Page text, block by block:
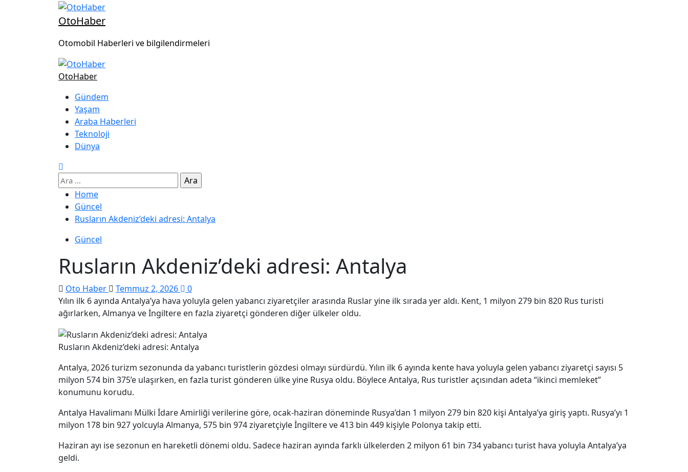
OtoHaber
Otomobil Haberleri ve bilgilendirmeleri
OtoHaber
Gündem
Yaşam
Araba Haberleri
Teknoloji
Dünya
Home
Güncel
Rusların Akdeniz’deki adresi: Antalya
Güncel
Rusların Akdeniz’deki adresi: Antalya
Oto Haber Temmuz 2, 2026
0
Yılın ilk 6 ayında Antalya’ya hava yoluyla gelen yabancı ziyaretçiler arasında Ruslar yine ilk sırada yer aldı. Kent, 1 milyon 279 bin 820 Rus turisti
ağırlarken, Almanya ve İngiltere en fazla ziyaretçi gönderen diğer ülkeler oldu.
Rusların Akdeniz’deki adresi: Antalya
Antalya, 2026 turizm sezonunda da yabancı turistlerin gözdesi olmayı sürdürdü. Yılın ilk 6 ayında kente hava yoluyla gelen yabancı ziyaretçi sayısı 5
milyon 574 bin 375’e ulaşırken, en fazla turist gönderen ülke yine Rusya oldu. Böylece Antalya, Rus turistler açısından adeta “ikinci memleket”
konumunu korudu.
Antalya Havalimanı Mülki İdare Amirliği verilerine göre, ocak-haziran döneminde Rusya’dan 1 milyon 279 bin 820 kişi Antalya’ya giriş yaptı. Rusya’yı 1
milyon 178 bin 927 yolcuyla Almanya, 575 bin 974 ziyaretçiyle İngiltere ve 413 bin 449 kişiyle Polonya takip etti.
Haziran ayı ise sezonun en hareketli dönemi oldu. Sadece haziran ayında farklı ülkelerden 2 milyon 61 bin 734 yabancı turist hava yoluyla Antalya’ya
geldi.